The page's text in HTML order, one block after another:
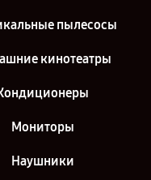
пылесосы
кинотеатры
Мониторы
Наушники